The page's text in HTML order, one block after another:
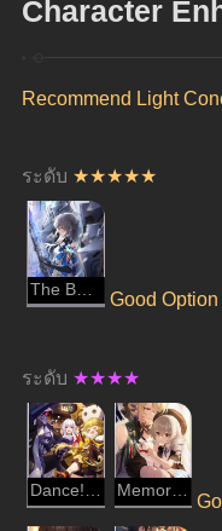
Character
Recommend Light
ระดับ ★★★★★
The Battle Isn't Over
Good
ระดับ ★★★★
Dance! Dance! Dance! Memories of the Past